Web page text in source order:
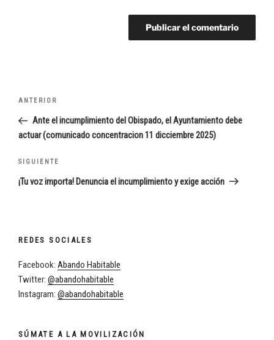
Navegación
entradas
Entrada
anterior:
ANTERIOR
Ante el incumplimiento del Obispado, el Ayuntamiento debe
actuar (comunicado concentracion 11 dicciembre 2025)
Siguiente
entrada
SIGUIENTE
¡Tu voz importa! Denuncia el incumplimiento y exige acción
REDES SOCIALES
Facebook: Abando Habitable
Twitter: @abandohabitable
Instagram: @abandohabitable
SÚMATE A LA MOVILIZACIÓN